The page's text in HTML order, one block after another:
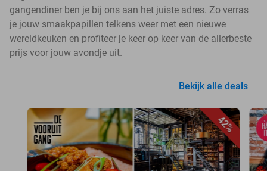
gangendiner ben je bij ons aan het juiste adres. Zo verras
je jouw smaakpapillen telkens weer met een nieuwe
wereldkeuken en profiteer je keer op keer van de allerbeste
prijs voor jouw avondje uit.
Bekijk alle deals
42%